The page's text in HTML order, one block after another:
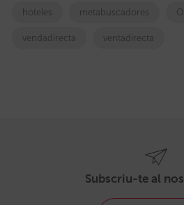
hoteles metabuscadores
vendadirecta ventadirecta
Subscriu-te al